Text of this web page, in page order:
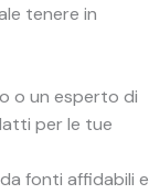
tenere in
o un esperto di
per le tue
fonti affidabili e